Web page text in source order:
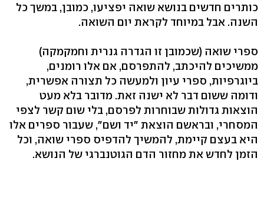
כותרים חדשים בנושא שואה יפציעו, כמובן, במשך כל
השנה. אבל במיוחד לקראת יום השואה.
ספרי שואה (שכמובן זו הגדרה גנרית וחמקמקה)
ממשיכים להיכתב, להתפרסם, אם אלו רומנים,
ביוגרפיות, ספרי עיון ולמעשה כל תצורה אפשרית,
ודומה ששום דבר לא ישנה זאת. מדובר בלא מעט
הוצאות גדולות שבוחרות לפרסם, בלי שום קשר לצפי
המסחרי, ובראשם הוצאת "יד ושם", שעבור ספרים אלו
היא בעצם קיימת, להמשיך להדפיס ספרי שואה, וכל
הזמן לחדש את מחזור הדם הגוטנברגי של הנושא.